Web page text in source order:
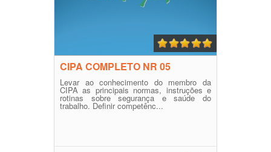
CIPA COMPLETO NR 05
Levar ao conhecimento do membro da
CIPA as principais normas, instruções e
rotinas sobre segurança e saúde do
trabalho. Definir competênc...